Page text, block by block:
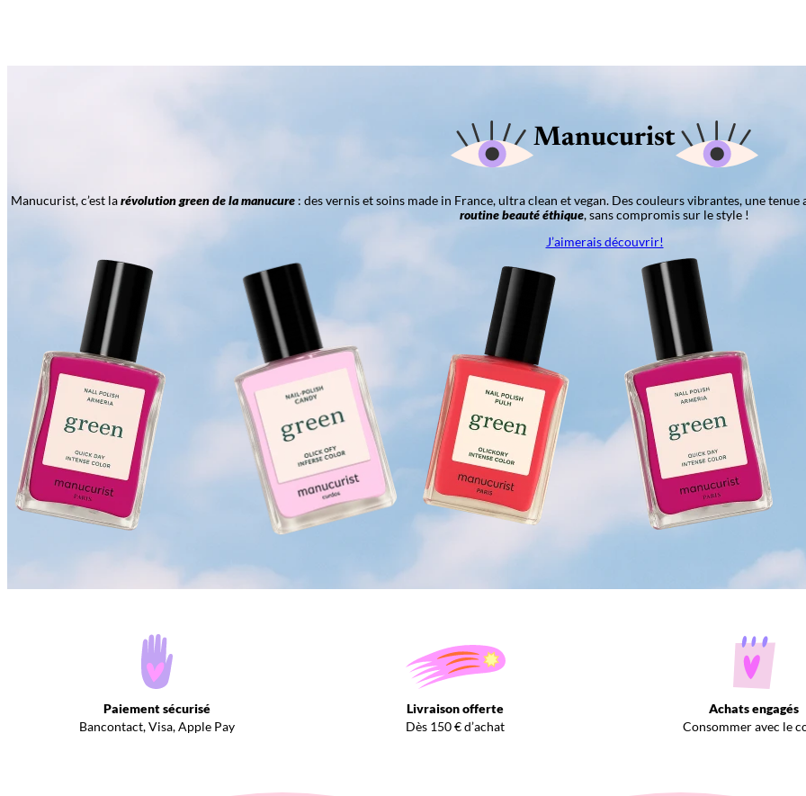
Manucurist
Manucurist, c’est larévolution green de la manucure: des vernis et soins made in France, ultra clean et vegan. Des couleurs vibrantes, une tenue
routine beauté éthique, sans compromis sur le style !
J’aimerais découvrir!
Paiement sécurisé
Bancontact, Visa, Apple Pay
Livraison offerte
Dès 150 € d’achat
Achats engagés
Consommer avec le